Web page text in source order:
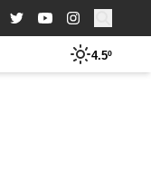
Buscar:
4.5º